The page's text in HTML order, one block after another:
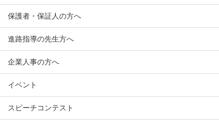
保護者・保証人の方へ
進路指導の先生方へ
企業人事の方へ
イベント
スピーチコンテスト